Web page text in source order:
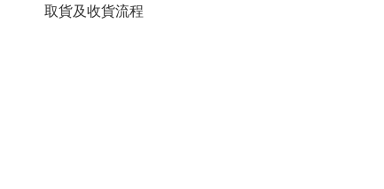
取貨及收貨流程